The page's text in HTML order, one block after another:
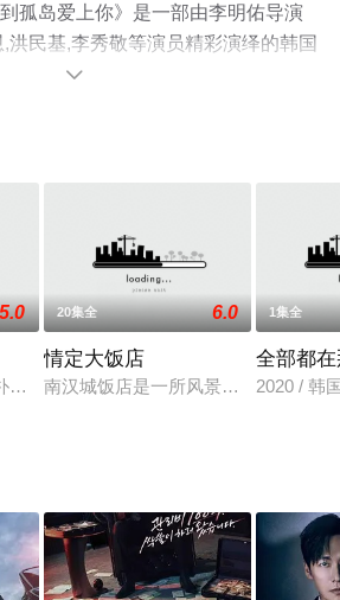
孤岛爱上你》是一部由李明佑导演
洪民基,李秀敬等演员精彩演绎的韩国
揭晓（1-12全集），手机免费观看
剧、电视猫或剧情网等平台了解。

5.0
智元,金彩恩,金康民,崔伦齐,姜有锡,崔才元
20集全 6.0
情定大饭店
南汉城饭店是一所风景秀美、有着30
1集全
全部都
2020 / 韩